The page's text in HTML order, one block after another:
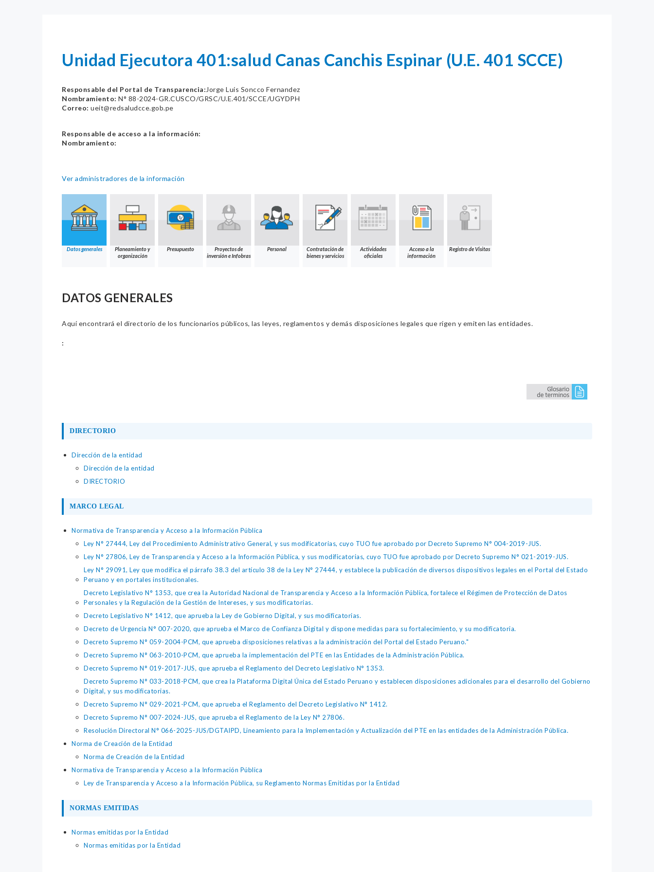
Unidad Ejecutora 401:salud Canas Canchis Espinar (U.E. 401 SCCE)
Responsable del Portal de Transparencia: Jorge Luis Soncco Fernandez
Nombramiento: N° 88-2024-GR.CUSCO/GRSC/U.E.401/SCCE/UGYDPH
Correo: ueit@redsaludcce.gob.pe
Responsable de acceso a la información:
Nombramiento:
Ver administradores de la información
Datos generales
Planeamiento y
organización
Presupuesto
Proyectos de
inversión e Infobras
Personal
Contratación de
bienes y servicios
Actividades
oficiales
Acceso a la
información
Registro de Visitas
DATOS GENERALES
Aquí encontrará el directorio de los funcionarios públicos, las leyes, reglamentos y demás disposiciones legales que rigen y emiten las entidades.
:
DIRECTORIO
Dirección de la entidad
Dirección de la entidad
DIRECTORIO
MARCO LEGAL
Normativa de Transparencia y Acceso a la Información Pública
Ley N° 27444, Ley del Procedimiento Administrativo General, y sus modificatorias, cuyo TUO fue aprobado por Decreto Supremo N° 004-2019-JUS.
Ley N° 27806, Ley de Transparencia y Acceso a la Información Pública, y sus modificatorias, cuyo TUO fue aprobado por Decreto Supremo N° 021-2019-JUS.
Ley N° 29091, Ley que modifica el párrafo 38.3 del artículo 38 de la Ley N° 27444, y establece la publicación de diversos dispositivos legales en el Portal del Estado
Peruano y en portales institucionales.
Decreto Legislativo N° 1353, que crea la Autoridad Nacional de Transparencia y Acceso a la Información Pública, fortalece el Régimen de Protección de Datos
Personales y la Regulación de la Gestión de Intereses, y sus modificatorias.
Decreto Legislativo N° 1412, que aprueba la Ley de Gobierno Digital, y sus modificatorias.
Decreto de Urgencia N° 007-2020, que aprueba el Marco de Confianza Digital y dispone medidas para su fortalecimiento, y su modificatoria.
Decreto Supremo N° 059-2004-PCM, que aprueba disposiciones relativas a la administración del Portal del Estado Peruano."
Decreto Supremo N° 063-2010-PCM, que aprueba la implementación del PTE en las Entidades de la Administración Pública.
Decreto Supremo N° 019-2017-JUS, que aprueba el Reglamento del Decreto Legislativo N° 1353.
Decreto Supremo N° 033-2018-PCM, que crea la Plataforma Digital Única del Estado Peruano y establecen disposiciones adicionales para el desarrollo del Gobierno
Digital, y sus modificatorias.
Decreto Supremo N° 029-2021-PCM, que aprueba el Reglamento del Decreto Legislativo N° 1412.
Decreto Supremo N° 007-2024-JUS, que aprueba el Reglamento de la Ley N° 27806.
Resolución Directoral N° 066-2025-JUS/DGTAIPD, Lineamiento para la Implementación y Actualización del PTE en las entidades de la Administración Pública.
Norma de Creación de la Entidad
Norma de Creación de la Entidad
Normativa de Transparencia y Acceso a la Información Pública
Ley de Transparencia y Acceso a la Información Pública, su Reglamento Normas Emitidas por la Entidad
NORMAS EMITIDAS
Normas emitidas por la Entidad
Normas emitidas por la Entidad